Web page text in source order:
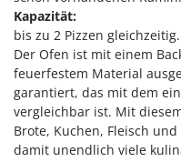
Staubsauger -
T
Teppichreiniger
Thermische und
Tomatenpressen
Tragbare
Intex
Iseki
Italyco
ITM
J
Kapazität:
bis zu 2 Pizzen gleichzeitig.
Der Ofen ist mit einem
feuerfestem Material
garantiert, das mit dem
vergleichbar ist. Mit
Brote, Kuchen, Fleisch
damit unendlich viele